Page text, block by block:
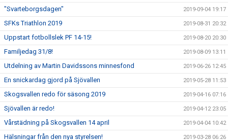
"Svarteborgsdagen" 2019-09-04 19:17
SFKs Triathlon 2019 2019-08-31 20:32
Uppstart fotbollslek PF 14-15! 2019-08-20 20:30
Familjedag 31/8! 2019-08-09 13:11
Utdelning av Martin Davidssons minnesfond 2019-06-26 12:45
En snickardag gjord på Sjövallen 2019-05-28 11:53
Skogsvallen redo för säsong 2019 2019-04-16 07:16
Sjövallen är redo! 2019-04-12 23:05
Vårstädning på Skogsvallen 14 april 2019-04-04 10:42
Hälsningar från den nya styrelsen! 2019-03-28 06:26